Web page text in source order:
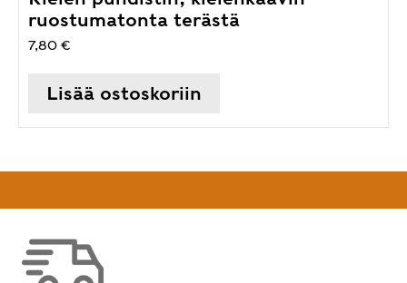
ruostumatonta terästä
7,80 €
Lisää ostoskoriin